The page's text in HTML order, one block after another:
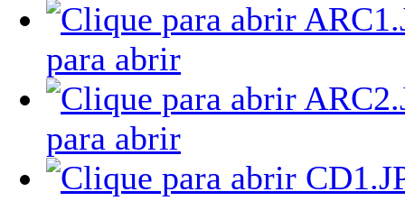
para abrir
para abrir